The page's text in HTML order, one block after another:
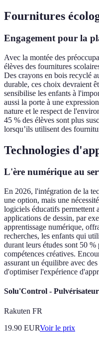
Fournitures
Engagement pour la
Avec la montée des
élèves des fournitures
Des crayons en bois recyclé
durable, ces choix devraient
sensibilise les enfants à
aussi la porte à une
nature et le respect de
45 % des élèves sont plus
lorsqu’ils utilisent des
Technologies
L'ère numérique au
En 2026, l'intégration de la
une option, mais une
logiciels éducatifs permettent
applications de dessin, par
apprentissage numérique,
recherches, les enfants qui
durant leurs études sont 50
compétences créatives.
assurant un équilibre avec
d'optimiser l'expérience
Solu'Control -
Rakuten FR
19.90 EURVoir le prix